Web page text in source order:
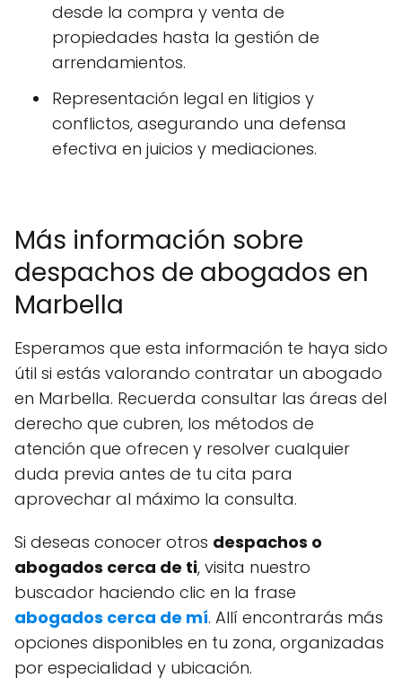
desde la compra y venta de
propiedades hasta la gestión de
arrendamientos.
Representación legal en litigios y
conflictos, asegurando una defensa
efectiva en juicios y mediaciones.
Más información sobre
despachos de abogados en
Marbella
Esperamos que esta información te haya sido
útil si estás valorando contratar un abogado
en Marbella. Recuerda consultar las áreas del
derecho que cubren, los métodos de
atención que ofrecen y resolver cualquier
duda previa antes de tu cita para
aprovechar al máximo la consulta.
Si deseas conocer otros despachos o
abogados cerca de ti, visita nuestro
buscador haciendo clic en la frase
abogados cerca de mí. Allí encontrarás más
opciones disponibles en tu zona, organizadas
por especialidad y ubicación.